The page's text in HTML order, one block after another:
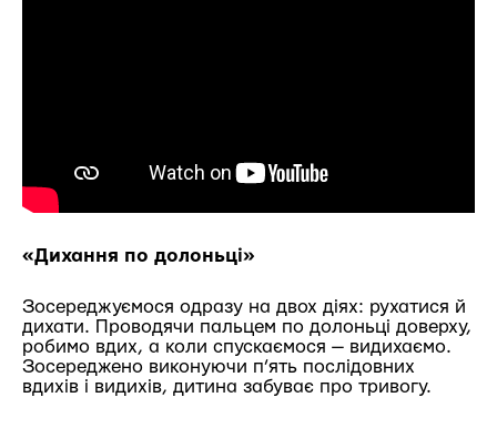
«Дихання по долоньці»
Зосереджуємося одразу на двох діях: рухатися й
дихати. Проводячи пальцем по долоньці доверху,
робимо вдих, а коли спускаємося — видихаємо.
Зосереджено виконуючи п’ять послідовних
вдихів і видихів, дитина забуває про тривогу.